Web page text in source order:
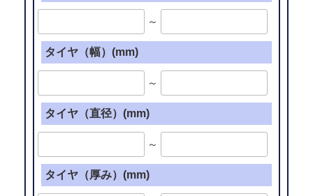
～
タイヤ（幅）(mm)
～
タイヤ（直径）(mm)
～
タイヤ（厚み）(mm)